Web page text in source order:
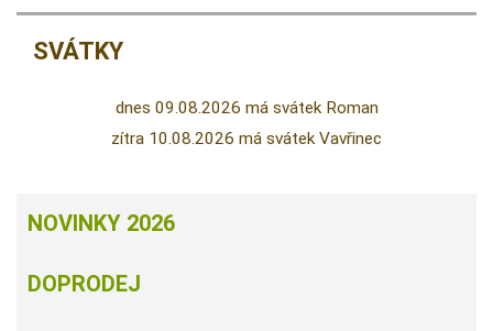
SVÁTKY
dnes 09.08.2026 má svátek Roman
zítra 10.08.2026 má svátek Vavřinec
NOVINKY 2026
DOPRODEJ